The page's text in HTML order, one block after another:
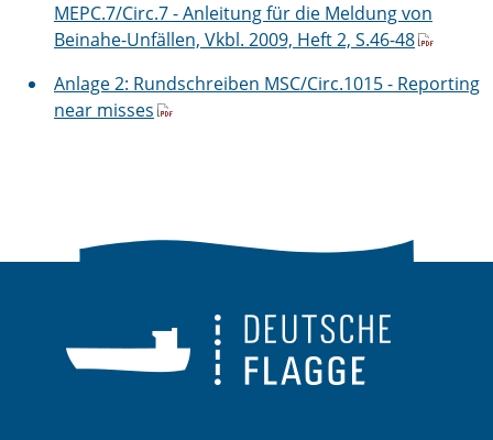
MEPC.7/Circ.7 - Anleitung für die Meldung von
Beinahe-Unfällen, Vkbl. 2009, Heft 2, S.46-48
Anlage 2: Rundschreiben MSC/Circ.1015 - Reporting
near misses